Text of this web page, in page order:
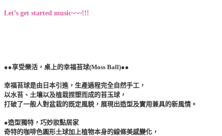
Let’s get started music~~~!!!
●●享受樂活，桌上的幸福苔球(Moss Ball)●●
幸福苔球是由日本引進，生產過程完全自然手工，
以水苔、土壤以及植栽捏塑而成的苔玉球，
打破了一般人對盆栽的既定風貌，展現出造型及實用兼具的新風情。
●造型獨特，巧妙妝點居家
奇特的咖啡色圓形土球加上植物本身的線條美感變化，